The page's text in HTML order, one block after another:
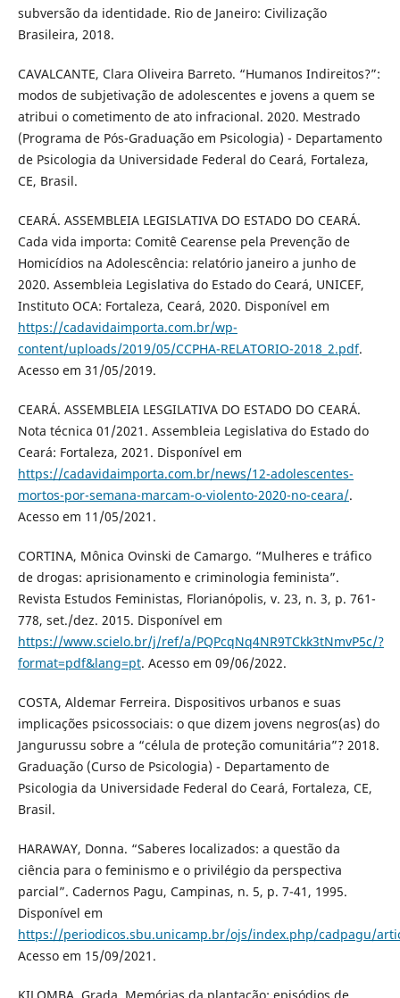
subversão da identidade. Rio de Janeiro: Civilização
Brasileira, 2018.
CAVALCANTE, Clara Oliveira Barreto. “Humanos Indireitos?”:
modos de subjetivação de adolescentes e jovens a quem se
atribui o cometimento de ato infracional. 2020. Mestrado
(Programa de Pós-Graduação em Psicologia) - Departamento
de Psicologia da Universidade Federal do Ceará, Fortaleza,
CE, Brasil.
CEARÁ. ASSEMBLEIA LEGISLATIVA DO ESTADO DO CEARÁ.
Cada vida importa: Comitê Cearense pela Prevenção de
Homicídios na Adolescência: relatório janeiro a junho de
2020. Assembleia Legislativa do Estado do Ceará, UNICEF,
Instituto OCA: Fortaleza, Ceará, 2020. Disponível em
https://cadavidaimporta.com.br/wp-
content/uploads/2019/05/CCPHA-RELATORIO-2018_2.pdf.
Acesso em 31/05/2019.
CEARÁ. ASSEMBLEIA LESGILATIVA DO ESTADO DO CEARÁ.
Nota técnica 01/2021. Assembleia Legislativa do Estado do
Ceará: Fortaleza, 2021. Disponível em
https://cadavidaimporta.com.br/news/12-adolescentes-
mortos-por-semana-marcam-o-violento-2020-no-ceara/.
Acesso em 11/05/2021.
CORTINA, Mônica Ovinski de Camargo. “Mulheres e tráfico
de drogas: aprisionamento e criminologia feminista”.
Revista Estudos Feministas, Florianópolis, v. 23, n. 3, p. 761-
778, set./dez. 2015. Disponível em
https://www.scielo.br/j/ref/a/PQPcqNq4NR9TCkk3tNmvP5c/?
format=pdf&lang=pt. Acesso em 09/06/2022.
COSTA, Aldemar Ferreira. Dispositivos urbanos e suas
implicações psicossociais: o que dizem jovens negros(as) do
Jangurussu sobre a “célula de proteção comunitária”? 2018.
Graduação (Curso de Psicologia) - Departamento de
Psicologia da Universidade Federal do Ceará, Fortaleza, CE,
Brasil.
HARAWAY, Donna. “Saberes localizados: a questão da
ciência para o feminismo e o privilégio da perspectiva
parcial”. Cadernos Pagu, Campinas, n. 5, p. 7-41, 1995.
Disponível em
https://periodicos.sbu.unicamp.br/ojs/index.php/cadpagu/
Acesso em 15/09/2021.